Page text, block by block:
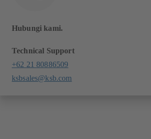
Hubungi kami.
Technical Support
+62 21 80886509
ksbsales@ksb.com